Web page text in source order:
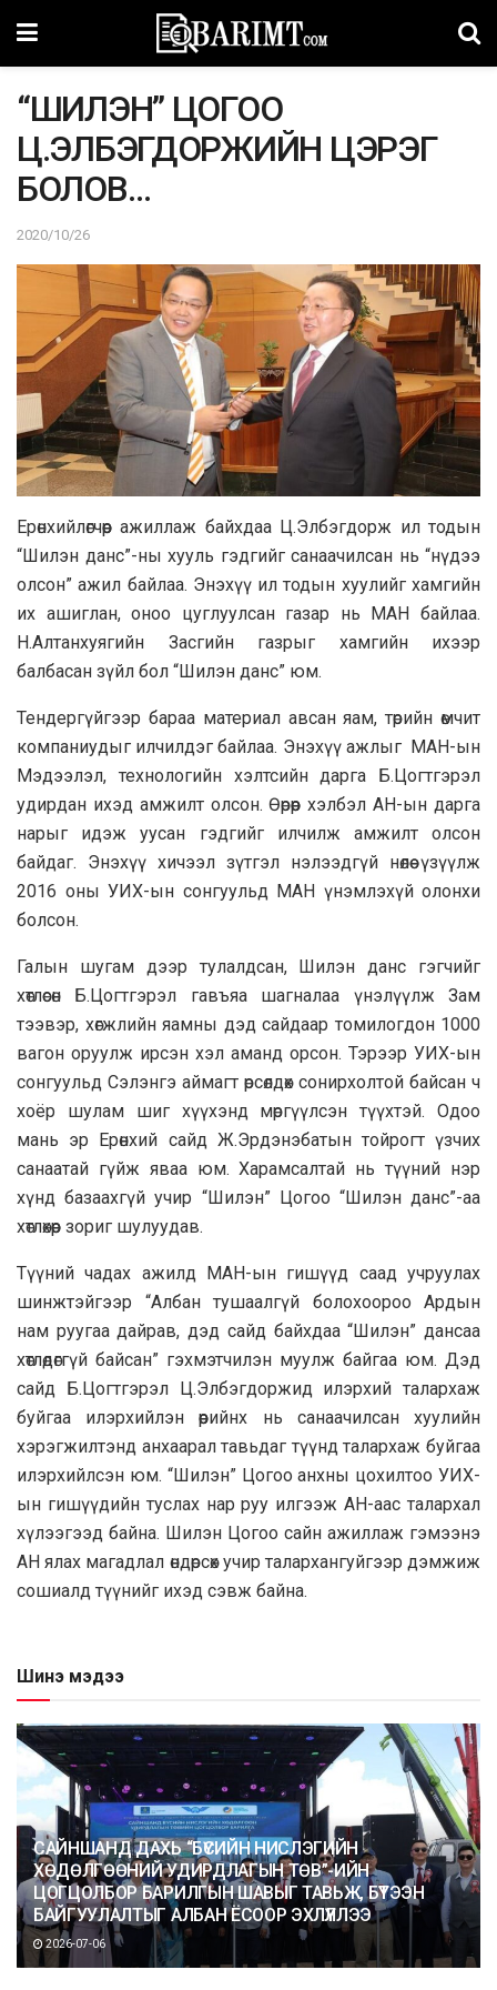
“ШИЛЭН” ЦОГОО
Ц.ЭЛБЭГДОРЖИЙН ЦЭРЭГ
БОЛОВ…
2020/10/26
Ерөнхийлөгчөөр ажиллаж байхдаа Ц.Элбэгдорж ил тодын
“Шилэн данс”-ны хууль гэдгийг санаачилсан нь “нүдээ
олсон” ажил байлаа. Энэхүү ил тодын хуулийг хамгийн
их ашиглан, оноо цуглуулсан газар нь МАН байлаа.
Н.Алтанхуягийн Засгийн газрыг хамгийн ихээр
балбасан зүйл бол “Шилэн данс” юм.
Тендергүйгээр бараа материал авсан яам, төрийн өмчит
компаниудыг илчилдэг байлаа. Энэхүү ажлыг МАН-ын
Мэдээлэл, технологийн хэлтсийн дарга Б.Цогтгэрэл
удирдан ихэд амжилт олсон. Өөрөөр хэлбэл АН-ын дарга
нарыг идэж уусан гэдгийг илчилж амжилт олсон
байдаг. Энэхүү хичээл зүтгэл нэлээдгүй нөлөө үзүүлж
2016 оны УИХ-ын сонгуульд МАН үнэмлэхүй олонхи
болсон.
Галын шугам дээр тулалдсан, Шилэн данс гэгчийг
хөтлөсөн Б.Цогтгэрэл гавъяа шагналаа үнэлүүлж Зам
тээвэр, хөгжлийн яамны дэд сайдаар томилогдон 1000
вагон оруулж ирсэн хэл аманд орсон. Тэрээр УИХ-ын
сонгуульд Сэлэнгэ аймагт өрсөлдөх сонирхолтой байсан ч
хоёр шулам шиг хүүхэнд мөргүүлсэн түүхтэй. Одоо
мань эр Ерөнхий сайд Ж.Эрдэнэбатын тойрогт үзчих
санаатай гүйж яваа юм. Харамсалтай нь түүний нэр
хүнд базаахгүй учир “Шилэн” Цогоо “Шилэн данс”-аа
хөтлөхөөр зориг шулуудав.
Түүний чадах ажилд МАН-ын гишүүд саад учруулах
шинжтэйгээр “Албан тушаалгүй болохоороо Ардын
нам руугаа дайрав, дэд сайд байхдаа “Шилэн” дансаа
хөтлөдөггүй байсан” гэхмэтчилэн муулж байгаа юм. Дэд
сайд Б.Цогтгэрэл Ц.Элбэгдоржид илэрхий талархаж
буйгаа илэрхийлэн өөрийнх нь санаачилсан хуулийн
хэрэгжилтэнд анхаарал тавьдаг түүнд талархаж буйгаа
илэрхийлсэн юм. “Шилэн” Цогоо анхны цохилтоо УИХ-
ын гишүүдийн туслах нар руу илгээж АН-аас талархал
хүлээгээд байна. Шилэн Цогоо сайн ажиллаж гэмээнэ
АН ялах магадлал өндөрсөх учир талархангуйгээр дэмжиж
сошиалд түүнийг ихэд сэвж байна.
Шинэ мэдээ
САЙНШАНД ДАХЬ “БҮСИЙН НИСЛЭГИЙН
ХӨДӨЛГӨӨНИЙ УДИРДЛАГЫН ТӨВ”-ИЙН
ЦОГЦОЛБОР БАРИЛГЫН ШАВЫГ ТАВЬЖ, БҮТЭЭН
БАЙГУУЛАЛТЫГ АЛБАН ЁСООР ЭХЛҮҮЛЛЭЭ
2026-07-06